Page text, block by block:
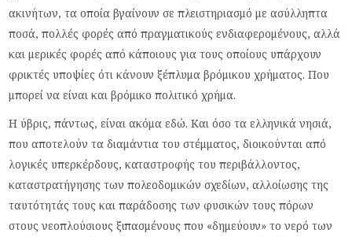
ακινήτων, τα οποία βγαίνουν σε πλειστηριασμό με ασύλληπτα
ποσά, πολλές φορές από πραγματικούς ενδιαφερομένους, αλλά
και μερικές φορές από κάποιους για τους οποίους υπάρχουν
φρικτές υποψίες ότι κάνουν ξέπλυμα βρόμικου χρήματος. Που
μπορεί να είναι και βρόμικο πολιτικό χρήμα.
Η ύβρις, πάντως, είναι ακόμα εδώ. Και όσο τα ελληνικά νησιά,
που αποτελούν τα διαμάντια του στέμματος, διοικούνται από
λογικές υπερκέρδους, καταστροφής του περιβάλλοντος,
καταστρατήγησης των πολεοδομικών σχεδίων, αλλοίωσης της
ταυτότητάς τους και παράδοσης των φυσικών τους πόρων
στους νεοπλούσιους ξιπασμένους που «δημεύουν» το νερό των